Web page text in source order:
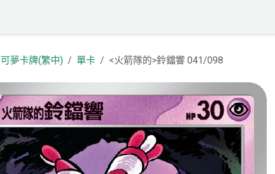
夢卡牌(繁中) 單卡 <火箭隊的>鈴鐺響 041/098